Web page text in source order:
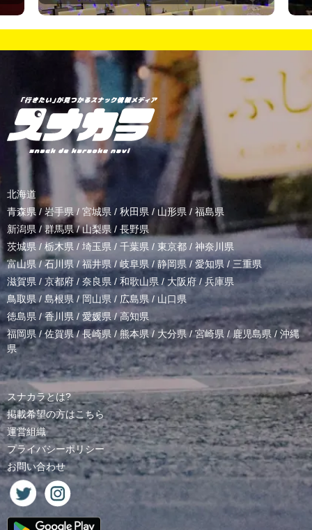
北海道
青森県 / 岩手県/ 宮城県 / 秋田県 / 山形県/ 福島県
新潟県 /群馬県/山梨県 / 長野県
茨城県 / 栃木県 / 埼玉県 / 千葉県 / 東京都 / 神奈川県
富山県 /石川県/福井県/岐阜県 / 静岡県 / 愛知県 / 三重県
滋賀県 / 京都府 / 奈良県 / 和歌山県/ 大阪府 /兵庫県
鳥取県/ 島根県 /岡山県/ 広島県 / 山口県
徳島県 /香川県 / 愛媛県/高知県
福岡県/佐賀県/長崎県 /熊本県/ 大分県/宮崎県 /鹿児島県 / 沖縄
県
スナカラとは?
掲載希望の方はこちら
運営組織
プライバシーポリシー
お問い合わせ